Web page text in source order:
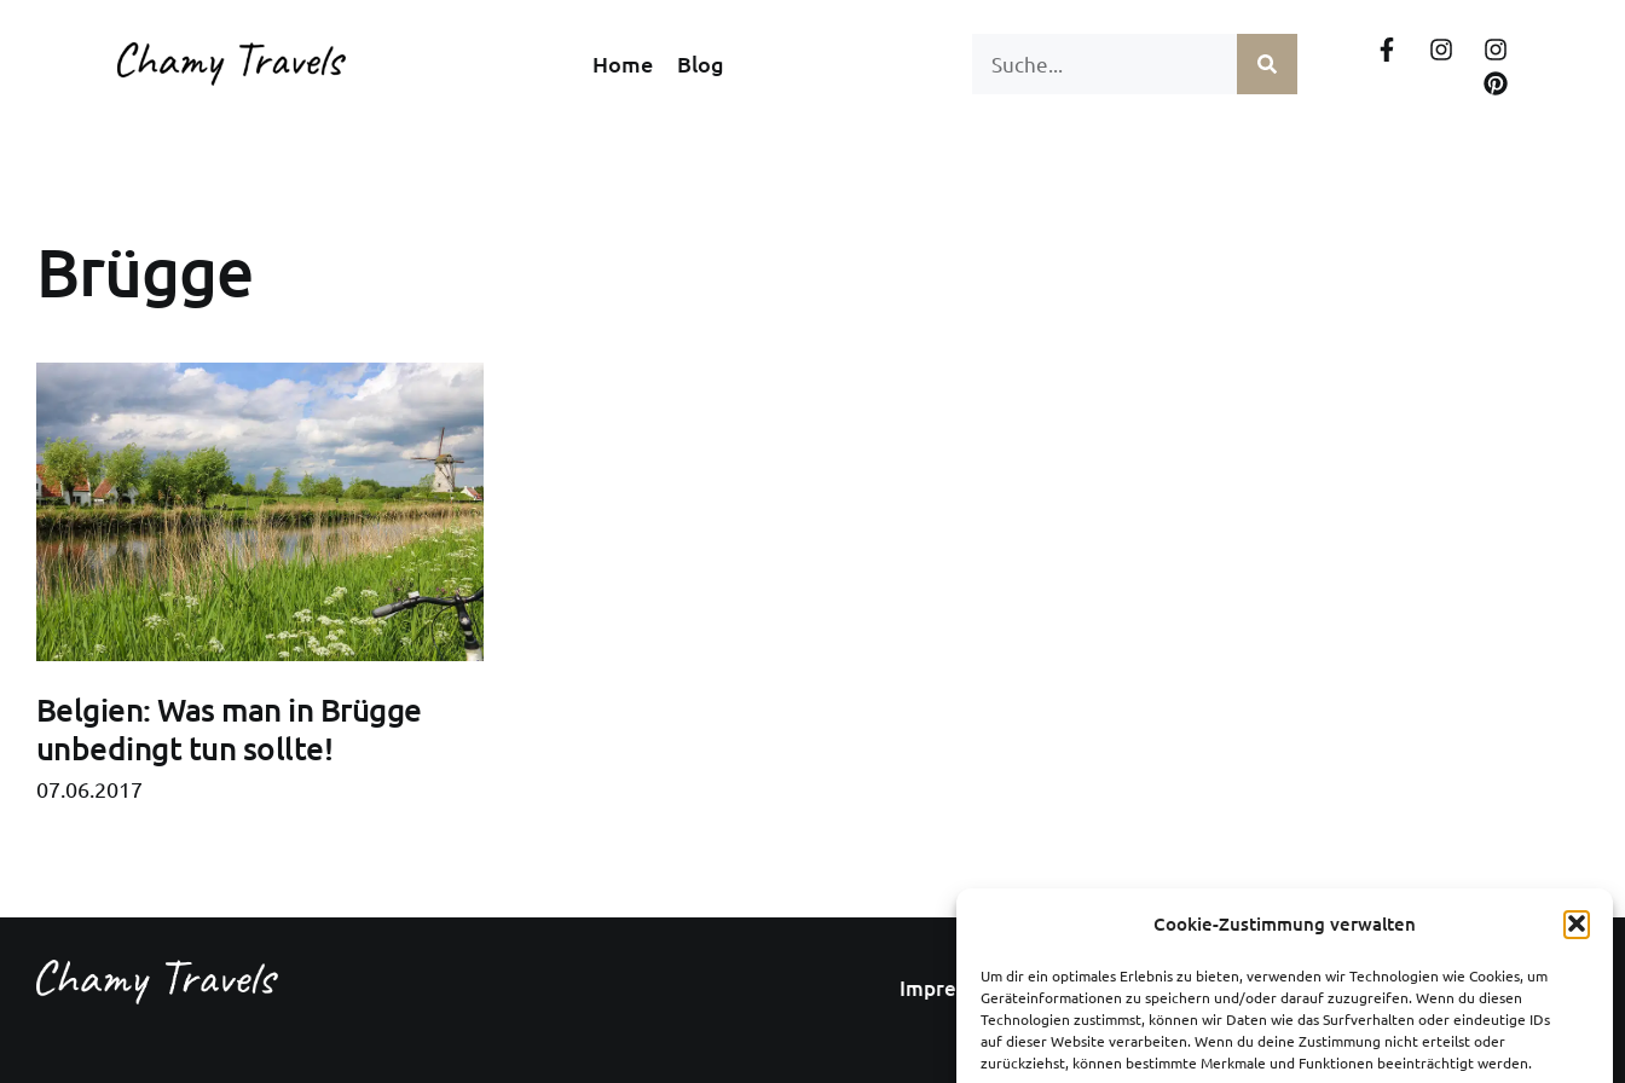
Cookie-Zustimmung verwalten
Um dir ein optimales Erlebnis zu bieten, verwenden wir Technologien wie Cookies, um
Geräteinformationen zu speichern und/oder darauf zuzugreifen. Wenn du diesen
Technologien zustimmst, können wir Daten wie das Surfverhalten oder eindeutige IDs
auf dieser Website verarbeiten. Wenn du deine Zustimmung nicht erteilst oder
zurückziehst, können bestimmte Merkmale und Funktionen beeinträchtigt werden.
Home Blog
Brügge
Belgien: Was man in Brügge
unbedingt tun sollte!
07.06.2017
Impressum Datenschutz
Webdesign von Nicolas Grimm